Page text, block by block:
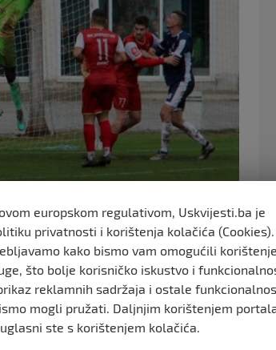
lige Federacije BiH koji je završen bez
nakon susreta uputila žalbu
od strane gostiju iz Jedinstva, nakon
europskom regulativom, Uskvijesti.ba je
privatnosti i korištenja kolačića (Cookies).
kako bismo vam omogućili
što bolje korisničko iskustvo i
reklamnih sadržaja i ostale
mogli pružati. Daljnjim korištenjem
ste s korištenjem kolačića.